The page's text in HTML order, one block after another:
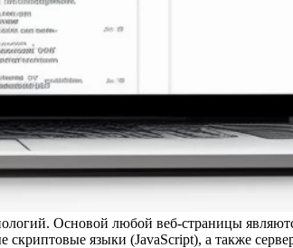
Основой любой веб-страницы
языки (JavaScript), а также